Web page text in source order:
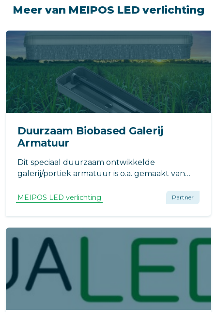
Meer van MEIPOS LED verlichting
Duurzaam Biobased Galerij
Armatuur
Dit speciaal duurzaam ontwikkelde
galerij/portiek armatuur is o.a. gemaakt van
is voorzien van ons QUALEDY LED T5 buisje.
Hiermee is deze lamp de meest milieu- en
onderhoudsvriendelijke optie in de markt.
MEIPOS LED verlichting Partner